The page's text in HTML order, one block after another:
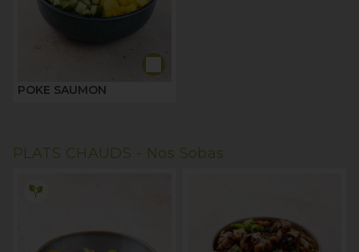
POKE SAUMON
PLATS CHAUDS - Nos Sobas